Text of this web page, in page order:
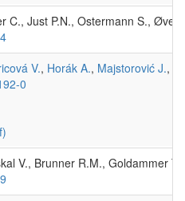
C., Just P.N., Ostermann S.,
V., Horák A., Majstorović J.,
0
V., Brunner R.M., Goldammer